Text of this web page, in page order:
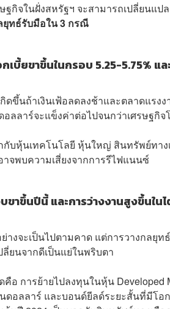
ฐกิจในฝั่งสหรัฐฯ จะสามารถเปลี่ยนแ
ยุทธ์รับมือใน 3 กรณี
กเบี้ยขาขึ้นในกรอบ 5.25-5.75%
ดขึ้นถ้าเงินเฟ้อลดลงช้าและตลาดแรง
อลลาร์จะแข็งค่าต่อไปจนกว่าเศรษฐกิ
บหุ้นเทคโนโลยี หุ้นใหญ่ สินทรัพย์ทาง
จพบความเสี่ยงจากการรีไฟแนนซ์
ขาขึ้นปีนี้ และการว่างงานสูงขึ้นใน
งจะเป็นไปตามคาด แต่การวางกลยุท
ลี่ยนจากดีเป็นแย่ในพริบตา
อ การย้ายไปลงทุนในหุ้น Developed
ดอลลาร์ และบอนด์ยีลด์ระยะสั้นที่มีโ